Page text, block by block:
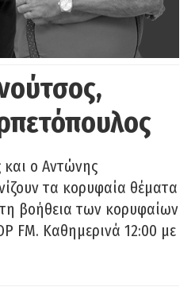
ο Αντώνης
τα κορυφαία θέματα
βοήθεια των κορυφαίων
FM. Καθημερινά 12:00 με